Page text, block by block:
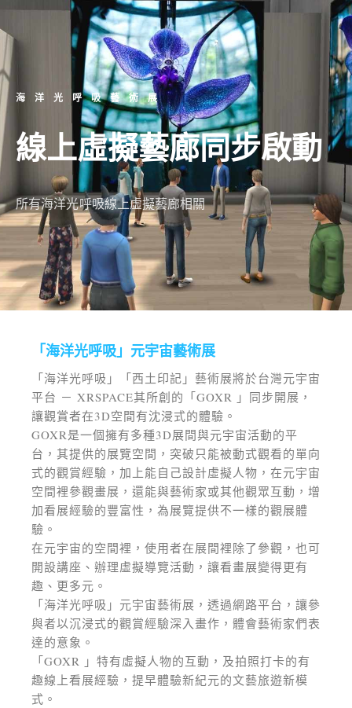
海洋光呼吸藝術展
線上虛擬藝廊同步啟動
所有海洋光呼吸線上虛擬藝廊相關
「海洋光呼吸」元宇宙藝術展
「海洋光呼吸」「西土印記」藝術展將於台灣元宇宙
平台 － XRSPACE其所創的「GOXR 」同步開展，
讓觀賞者在3D空間有沈浸式的體驗。
GOXR是一個擁有多種3D展間與元宇宙活動的平
台 ，其提供的展覽空間，突破只能被動式觀看的單向
式的觀賞經驗，加上能自己設計虛擬人物，在元宇宙
空間裡參觀畫展，還能與藝術家或其他觀眾互動，增
加看展經驗的豐富性，為展覽提供不一樣的觀展體
驗。
在元宇宙的空間裡，使用者在展間裡除了參觀，也可
開設講座、辦理虛擬導覽活動，讓看畫展變得更有
趣、更多元。
「海洋光呼吸」元宇宙藝術展，透過網路平台，讓參
與者以沉浸式的觀賞經驗深入畫作，體會藝術家們表
達的意象。
「GOXR 」特有虛擬人物的互動，及拍照打卡的有
趣線上看展經驗，提早體驗新紀元的文藝旅遊新模
式。